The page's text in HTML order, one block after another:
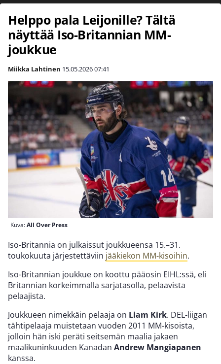
Helppo pala Leijonille? Tältä
näyttää Iso-Britannian MM-
joukkue
Miikka Lahtinen 15.05.202607:41
Kuva:All Over Press
Iso-Britannia on julkaissut joukkueensa 15.–31.
toukokuuta järjestettäviin jääkiekon MM-kisoihin.
Iso-Britannian joukkue on koottu pääosin EIHL:ssä, eli
Britannian korkeimmalla sarjatasolla, pelaavista
pelaajista.
Joukkueen nimekkäin pelaaja on Liam Kirk. DEL-liigan
tähtipelaaja muistetaan vuoden 2011 MM-kisoista,
jolloin hän iski peräti seitsemän maalia jakaen
maalikuninkuuden Kanadan Andrew Mangiapanen
kanssa.